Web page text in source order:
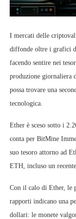
I mercati delle
diffonde oltre i grafici
facendo sentire nei
produzione giornaliera
possa trovare una
tecnologica.
Ether è sceso sotto i
conta per BitMine
suo tesoro attorno ad
ETH, incluso un
Con il calo di Ether, le
rapporti indicano una
dollari: le monete